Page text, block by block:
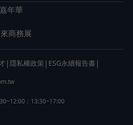
年華
商務展
| 隱私權政策 | ESG永續報告書 |
；13:30~17:00